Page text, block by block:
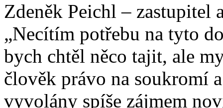
Zdeněk Peichl – zastupitel
„Necítím potřebu na tyto
bych chtěl něco tajit, ale
člověk právo na soukromí
vyvolány spíše zájmem